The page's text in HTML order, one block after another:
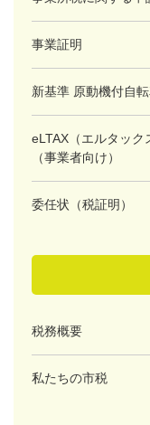
事業証明
新基準 原動機付自
eLTAX（エルタッ
（事業者向け）
委任状（税証明）
税務概要
私たちの市税